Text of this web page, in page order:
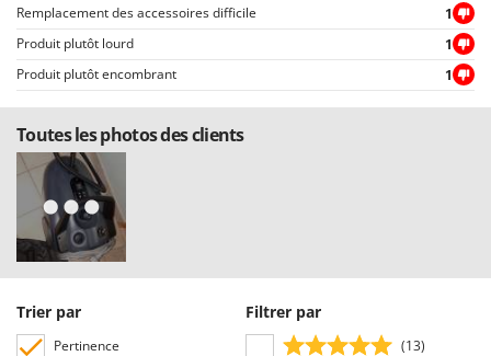
Troy-Bilt
U
Udor
Unger
V
Verdemax
Vesco
Volpi
Weber
Remplacement des accessoires difficile
1
Produit plutôt lourd
1
Produit plutôt encombrant
1
Toutes les photos des clients
Trier par
Pertinence
Filtrer par
(13)